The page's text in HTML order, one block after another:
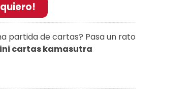
quiero!
partida de cartas? Pasa un rato
cartas kamasutra